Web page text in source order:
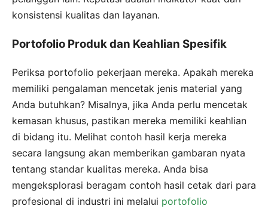
konsistensi kualitas dan layanan.
Portofolio Produk dan Keahlian Spesifik
Periksa portofolio pekerjaan mereka. Apakah mereka
memiliki pengalaman mencetak jenis material yang
Anda butuhkan? Misalnya, jika Anda perlu mencetak
kemasan khusus, pastikan mereka memiliki keahlian
di bidang itu. Melihat contoh hasil kerja mereka
secara langsung akan memberikan gambaran nyata
tentang standar kualitas mereka. Anda bisa
mengeksplorasi beragam contoh hasil cetak dari para
profesional di industri ini melalui portofolio